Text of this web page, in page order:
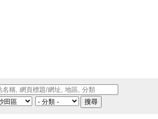
搜尋